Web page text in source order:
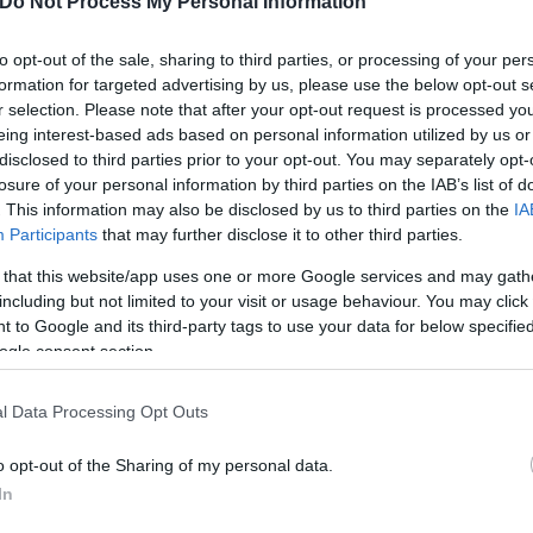
opt-out of the sale, sharing to third parties, or processing of your
for targeted advertising by us, please use the below opt-out
selection. Please note that after your opt-out request is processed
interest-based ads based on personal information utilized by us
to third parties prior to your opt-out. You may separately
of your personal information by third parties on the IAB’s list of
This information may also be disclosed by us to third parties on the
Participants that may further disclose it to other third parties.
that this website/app uses one or more Google services and may
but not limited to your visit or usage behaviour. You may
to Google and its third-party tags to use your data for below
consent section.
Data Processing Opt Outs
opt-out of the Sharing of my personal data.
intelligence in the southern Gaza city of
16, 2023